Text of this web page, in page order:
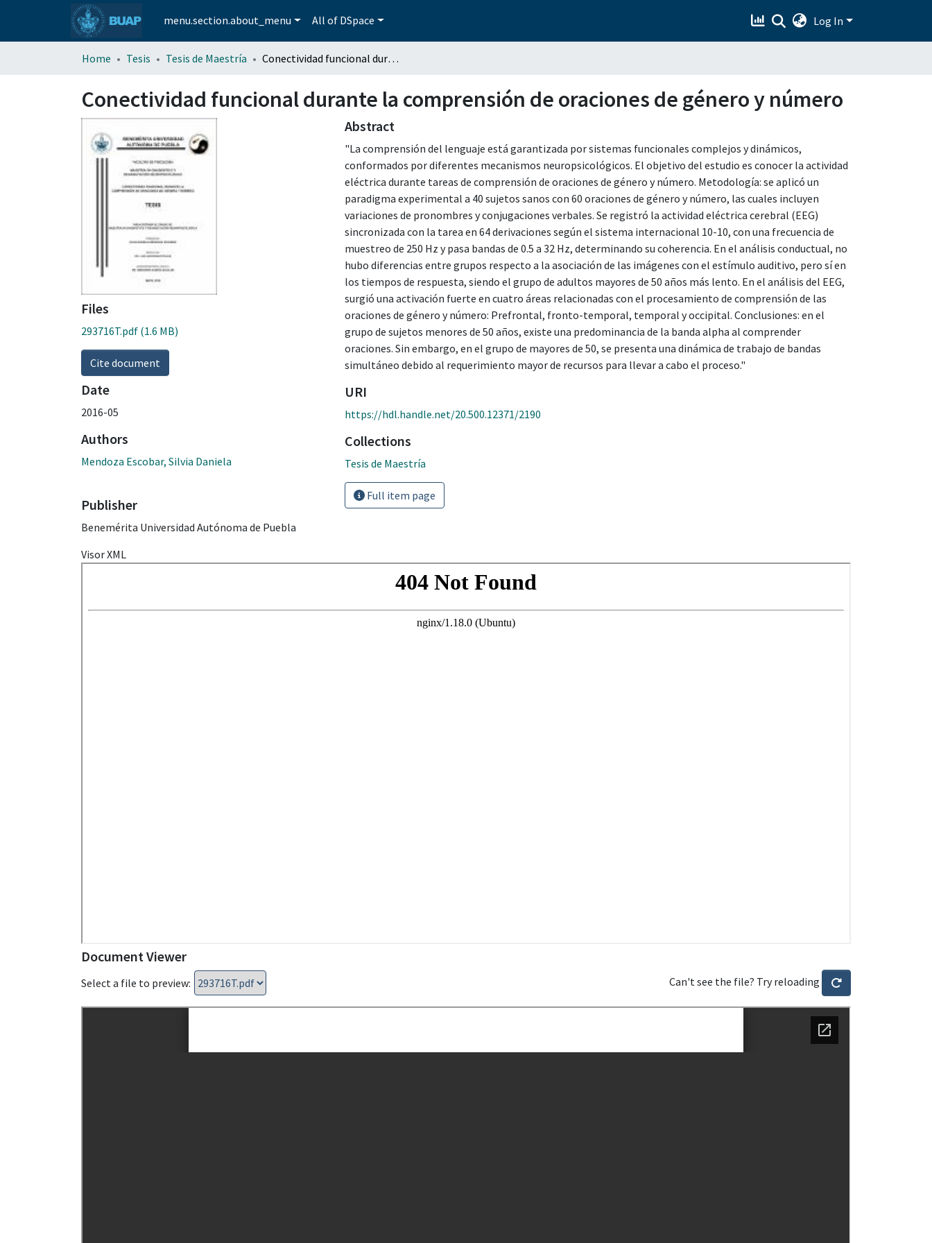
menu.section.about_menu All of DSpace Log In
Home Tesis Tesis de Maestría Conectividad funcional durante la comprensión de oraciones de género y número
Conectividad funcional durante la comprensión de oraciones de género y número
Files
293716T.pdf (1.6 MB)
Cite document
Date
2016-05
Authors
Mendoza Escobar, Silvia Daniela
Publisher
Benemérita Universidad Autónoma de Puebla
Abstract
"La comprensión del lenguaje está garantizada por sistemas funcionales complejos y dinámicos,
conformados por diferentes mecanismos neuropsicológicos. El objetivo del estudio es conocer la actividad
eléctrica durante tareas de comprensión de oraciones de género y número. Metodología: se aplicó un
paradigma experimental a 40 sujetos sanos con 60 oraciones de género y número, las cuales incluyen
variaciones de pronombres y conjugaciones verbales. Se registró la actividad eléctrica cerebral (EEG)
sincronizada con la tarea en 64 derivaciones según el sistema internacional 10-10, con una frecuencia de
muestreo de 250 Hz y pasa bandas de 0.5 a 32 Hz, determinando su coherencia. En el análisis conductual, no
hubo diferencias entre grupos respecto a la asociación de las imágenes con el estímulo auditivo, pero sí en
los tiempos de respuesta, siendo el grupo de adultos mayores de 50 años más lento. En el análisis del EEG,
surgió una activación fuerte en cuatro áreas relacionadas con el procesamiento de comprensión de las
oraciones de género y número: Prefrontal, fronto-temporal, temporal y occipital. Conclusiones: en el
grupo de sujetos menores de 50 años, existe una predominancia de la banda alpha al comprender
oraciones. Sin embargo, en el grupo de mayores de 50, se presenta una dinámica de trabajo de bandas
simultáneo debido al requerimiento mayor de recursos para llevar a cabo el proceso."
URI
https://hdl.handle.net/20.500.12371/2190
Collections
Tesis de Maestría
Full item page
Visor XML
Document Viewer
Select a file to preview: Can't see the file? Try reloading